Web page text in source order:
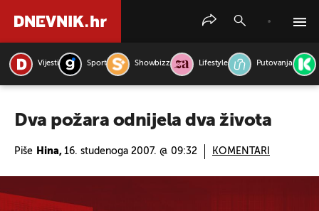
Vijesti Sport Showbizz Lifestyle Putovanja
Dva požara odnijela dva života
Piše Hina, 16. studenoga 2007. @ 09:32 KOMENTARI
PRETRAŽITE VIJESTI